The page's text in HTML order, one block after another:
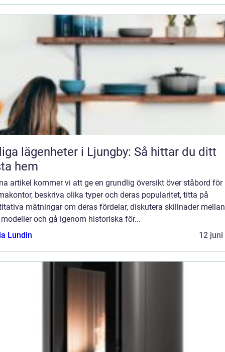
lägenheter i Ljungby: Så hittar du ditt
hem
artikel kommer vi att ge en grundlig översikt över ståbord för
beskriva olika typer och deras popularitet, titta på
mätningar om deras fördelar, diskutera skillnader mellan
och gå igenom historiska för...
Lundin
12 juni